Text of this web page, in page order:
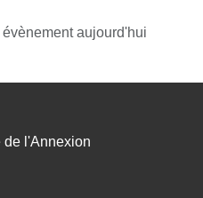
aujourd'hui
de l'Annexion